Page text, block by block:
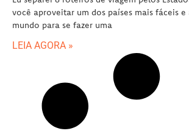
você aproveitar um dos países mais fáceis e
mundo para se fazer uma
LEIA AGORA »